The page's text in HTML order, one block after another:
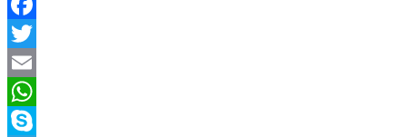
Facebook
Twitter
Email
WhatsApp